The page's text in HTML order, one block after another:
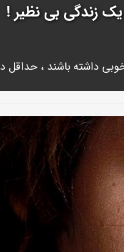
زندگی بی نظیر !
داشته باشند ، حداقل